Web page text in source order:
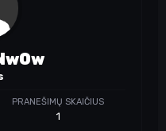
PRANEŠIMŲ SKAIČIUS
1